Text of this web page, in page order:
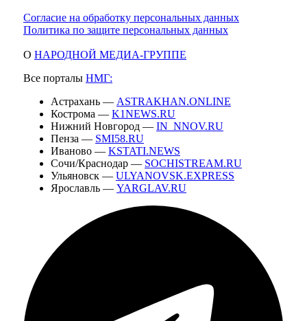
Согласие на обработку персональных данных
Политика по защите персональных данных
О НАРОДНОЙ МЕДИА-ГРУППЕ
Все порталы НМГ:
Астрахань — ASTRAKHAN.ONLINE
Кострома — K1NEWS.RU
Нижний Новгород — IN_NNOV.RU
Пенза — SMI58.RU
Иваново — KSTATI.NEWS
Сочи/Краснодар — SOCHISTREAM.RU
Ульяновск — ULYANOVSK.EXPRESS
Ярославль — YARGLAV.RU